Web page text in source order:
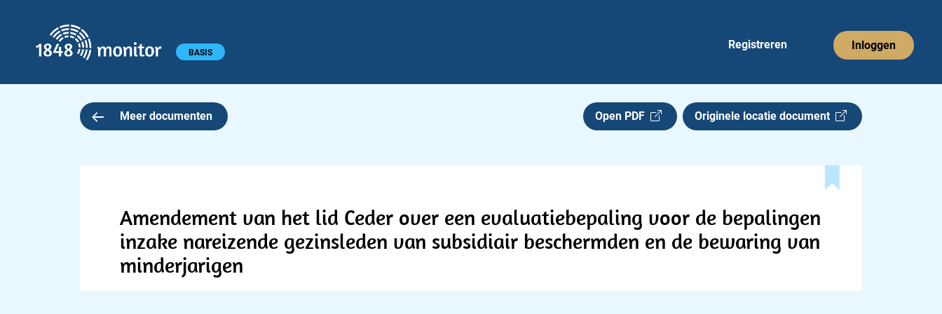
Hoofdmenu BASIS
Registreren Inloggen
Meer documenten Open PDF Originele locatie document
Amendement van het lid Ceder over een evaluatiebepaling voor de bepalingen
inzake nareizende gezinsleden van subsidiair beschermden en de bewaring van
minderjarigen